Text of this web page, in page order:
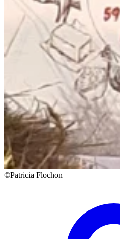
©Patricia Flochon